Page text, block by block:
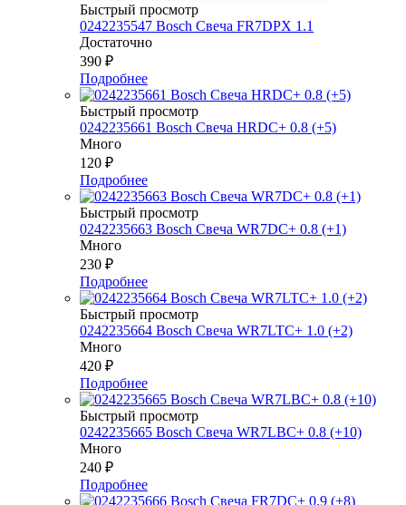
Быстрый просмотр
0242235547 Bosch Свеча FR7DPX 1.1
Достаточно
390 ₽
Подробнее
Быстрый просмотр
0242235661 Bosch Свеча HRDC+ 0.8 (+5)
Много
120 ₽
Подробнее
Быстрый просмотр
0242235663 Bosch Свеча WR7DC+ 0.8 (+1)
Много
230 ₽
Подробнее
Быстрый просмотр
0242235664 Bosch Свеча WR7LTC+ 1.0 (+2)
Много
420 ₽
Подробнее
Быстрый просмотр
0242235665 Bosch Свеча WR7LBC+ 0.8 (+10)
Много
240 ₽
Подробнее